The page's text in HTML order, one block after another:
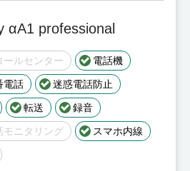
αA1 professional
ールセンター 電話機
電話 迷惑電話防止
転送 録音
モニタリング スマホ内線